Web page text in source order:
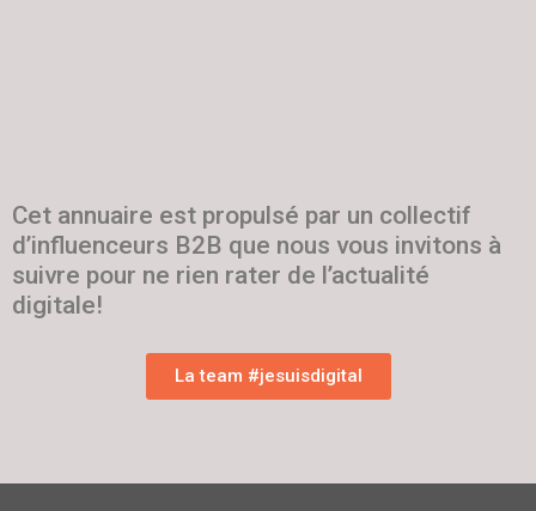
Cet annuaire est propulsé par un collectif
d’influenceurs B2B que nous vous invitons à
suivre pour ne rien rater de l’actualité
digitale!
La team #jesuisdigital